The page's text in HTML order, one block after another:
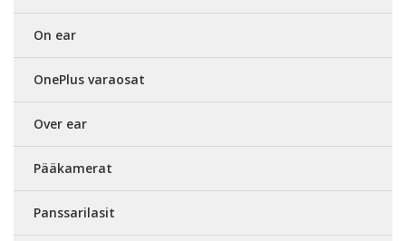
On ear
OnePlus varaosat
Over ear
Pääkamerat
Panssarilasit